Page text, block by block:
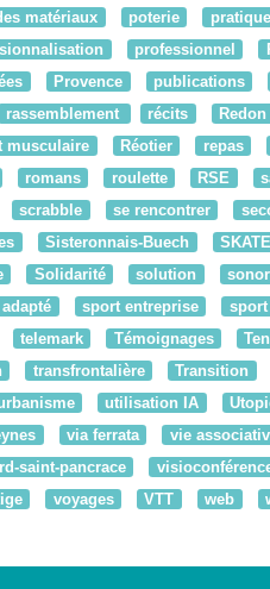
matériaux poterie
professionnel
Provence publications
rassemblement récits Redon
musculaire Réotier repas
romans roulette RSE
scrabble se rencontrer
Sisteronnais-Buech
Solidarité solution
sport entreprise sport
telemark Témoignages
transfrontalière Transition
utilisation IA
via ferrata vie
saint-pancrace
voyages VTT web